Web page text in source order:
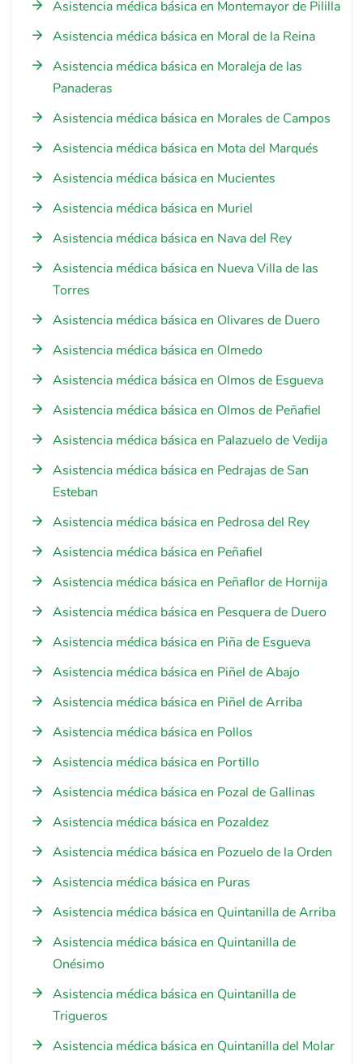
Asistencia médica básica en Montemayor de Pililla
Asistencia médica básica en Moral de la Reina
Asistencia médica básica en Moraleja de las
Panaderas
Asistencia médica básica en Morales de Campos
Asistencia médica básica en Mota del Marqués
Asistencia médica básica en Mucientes
Asistencia médica básica en Muriel
Asistencia médica básica en Nava del Rey
Asistencia médica básica en Nueva Villa de las
Torres
Asistencia médica básica en Olivares de Duero
Asistencia médica básica en Olmedo
Asistencia médica básica en Olmos de Esgueva
Asistencia médica básica en Olmos de Peñafiel
Asistencia médica básica en Palazuelo de Vedija
Asistencia médica básica en Pedrajas de San
Esteban
Asistencia médica básica en Pedrosa del Rey
Asistencia médica básica en Peñafiel
Asistencia médica básica en Peñaflor de Hornija
Asistencia médica básica en Pesquera de Duero
Asistencia médica básica en Piña de Esgueva
Asistencia médica básica en Piñel de Abajo
Asistencia médica básica en Piñel de Arriba
Asistencia médica básica en Pollos
Asistencia médica básica en Portillo
Asistencia médica básica en Pozal de Gallinas
Asistencia médica básica en Pozaldez
Asistencia médica básica en Pozuelo de la Orden
Asistencia médica básica en Puras
Asistencia médica básica en Quintanilla de Arriba
Asistencia médica básica en Quintanilla de
Onésimo
Asistencia médica básica en Quintanilla de
Trigueros
Asistencia médica básica en Quintanilla del Molar